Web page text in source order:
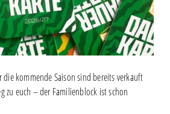
die kommende Saison sind bereits verkauft
zu euch – der Familienblock ist schon